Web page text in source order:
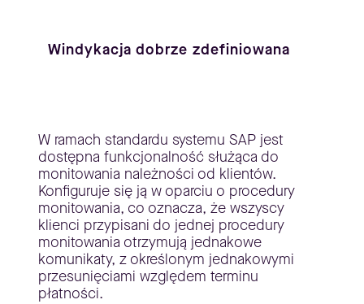
Windykacja dobrze zdefiniowana
W ramach standardu systemu SAP jest
dostępna funkcjonalność służąca do
monitowania należności od klientów.
Konfiguruje się ją w oparciu o procedury
monitowania, co oznacza, że wszyscy
klienci przypisani do jednej procedury
monitowania otrzymują jednakowe
komunikaty, z określonym jednakowymi
przesunięciami względem terminu
płatności.